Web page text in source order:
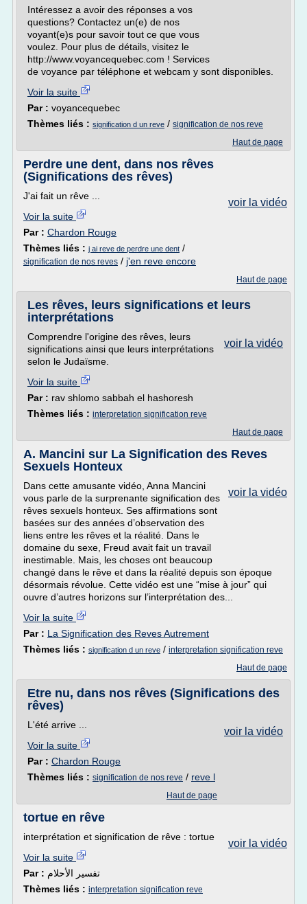
Intéressez a avoir des réponses a vos
questions? Contactez un(e) de nos
voyant(e)s pour savoir tout ce que vous
voulez. Pour plus de détails, visitez le
http://www.voyancequebec.com ! Services
de voyance par téléphone et webcam y sont disponibles.
Voir la suite
Par : voyancequebec
Thèmes liés : signification d un reve / signification de nos reve
Haut de page
Perdre une dent, dans nos rêves
(Significations des rêves)
voir la vidéo
J'ai fait un rêve ...
Voir la suite
Par : Chardon Rouge
Thèmes liés : j ai reve de perdre une dent /
signification de nos reves / j'en reve encore
Haut de page
Les rêves, leurs significations et leurs
interprétations
voir la vidéo
Comprendre l'origine des rêves, leurs
significations ainsi que leurs interprétations
selon le Judaïsme.
Voir la suite
Par : rav shlomo sabbah el hashoresh
Thèmes liés : interpretation signification reve
Haut de page
A. Mancini sur La Signification des Reves
Sexuels Honteux
voir la vidéo
Dans cette amusante vidéo, Anna Mancini
vous parle de la surprenante signification des
rêves sexuels honteux. Ses affirmations sont
basées sur des années d’observation des
liens entre les rêves et la réalité. Dans le
domaine du sexe, Freud avait fait un travail
inestimable. Mais, les choses ont beaucoup
changé dans le rêve et dans la réalité depuis son époque
désormais révolue. Cette vidéo est une “mise à jour” qui
ouvre d’autres horizons sur l’interprétation des...
Voir la suite
Par : La Signification des Reves Autrement
Thèmes liés : signification d un reve / interpretation signification reve
Haut de page
Etre nu, dans nos rêves (Significations des
rêves)
voir la vidéo
L'été arrive ...
Voir la suite
Par : Chardon Rouge
Thèmes liés : signification de nos reve / reve l
Haut de page
tortue en rêve
voir la vidéo
interprétation et signification de rêve : tortue
Voir la suite
Par : تفسير الأحلام
Thèmes liés : interpretation signification reve